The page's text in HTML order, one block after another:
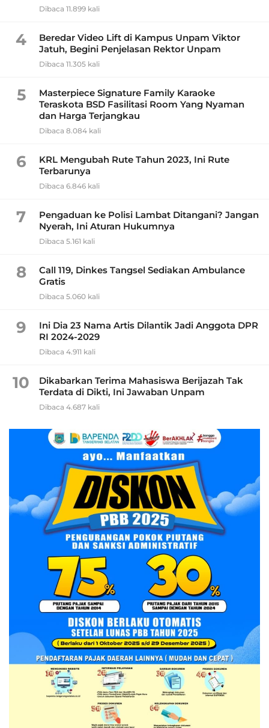
Dibaca 11.899 kali
4
Beredar Video Lift di Kampus Unpam Viktor
Jatuh, Begini Penjelasan Rektor Unpam
Dibaca 11.305 kali
5
Masterpiece Signature Family Karaoke
Teraskota BSD Fasilitasi Room Yang Nyaman
dan Harga Terjangkau
Dibaca 8.084 kali
6
KRL Mengubah Rute Tahun 2023, Ini Rute
Terbarunya
Dibaca 6.846 kali
7
Pengaduan ke Polisi Lambat Ditangani? Jangan
Nyerah, Ini Aturan Hukumnya
Dibaca 5.161 kali
8
Call 119, Dinkes Tangsel Sediakan Ambulance
Gratis
Dibaca 5.060 kali
9
Ini Dia 23 Nama Artis Dilantik Jadi Anggota DPR
RI 2024-2029
Dibaca 4.911 kali
10
Dikabarkan Terima Mahasiswa Berijazah Tak
Terdata di Dikti, Ini Jawaban Unpam
Dibaca 4.687 kali